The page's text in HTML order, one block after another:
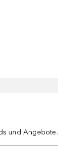
und Angebote.